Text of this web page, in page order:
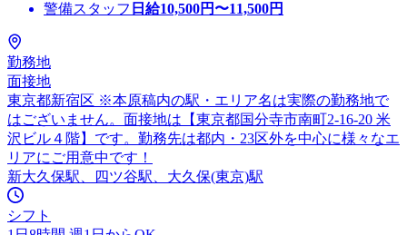
警備スタッフ 日給10,500円〜11,500円
勤務地
面接地
東京都新宿区 ※本原稿内の駅・エリア名は実際の勤務地で
はございません。面接地は【東京都国分寺市南町2-16-20 米
沢ビル４階】です。勤務先は都内・23区外を中心に様々なエ
リアにご用意中です！
新大久保駅、四ツ谷駅、大久保(東京)駅
シフト